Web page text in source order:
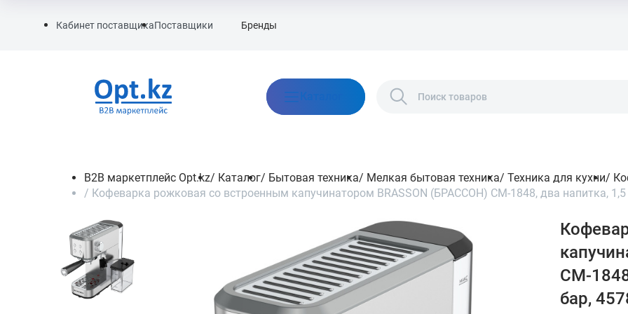
Кабинет поставщикаПоставщики Бренды
Каталог
B2B маркетплейс Opt.kz/ Каталог/ Бытовая техника/ Мелкая бытовая техника/ Техника для кухни/
/ Кофеварка рожковая со встроенным капучинатором BRASSON (БРАССОН) CM-1848, два напитка, 1,5
CM-
бар,